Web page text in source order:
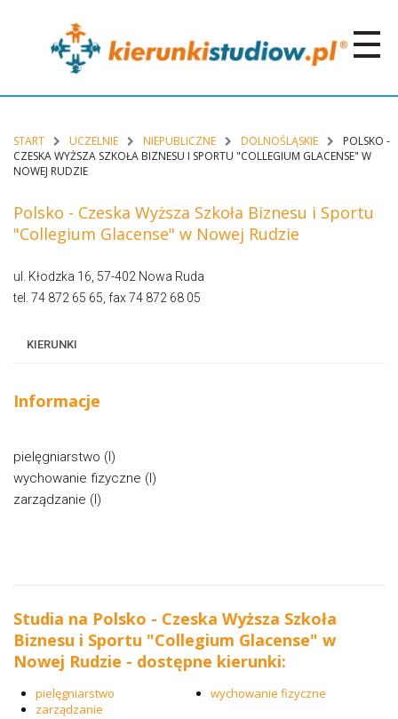
START UCZELNIE NIEPUBLICZNE DOLNOŚLĄSKIE
POLSKO -
CZESKA WYŻSZA SZKOŁA BIZNESU I SPORTU "COLLEGIUM GLACENSE" W
NOWEJ RUDZIE
Polsko - Czeska Wyższa Szkoła Biznesu i Sportu
"Collegium Glacense" w Nowej Rudzie
ul. Kłodzka 16, 57-402 Nowa Ruda
tel. 74 872 65 65, fax 74 872 68 05
KIERUNKI
Informacje
pielęgniarstwo (I)
wychowanie fizyczne (I)
zarządzanie (I)
Studia na Polsko - Czeska Wyższa Szkoła
Biznesu i Sportu "Collegium Glacense" w
Nowej Rudzie - dostępne kierunki:
pielęgniarstwo
wychowanie fizyczne
zarządzanie